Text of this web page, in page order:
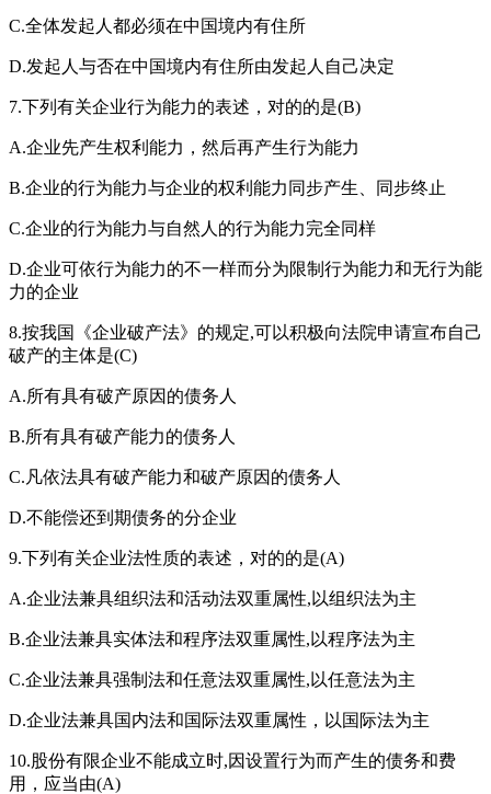
C.全体发起人都必须在中国境内有住所
D.发起人与否在中国境内有住所由发起人自己决定
7.下列有关企业行为能力的表述，对的的是(B)
A.企业先产生权利能力，然后再产生行为能力
B.企业的行为能力与企业的权利能力同步产生、同步终止
C.企业的行为能力与自然人的行为能力完全同样
D.企业可依行为能力的不一样而分为限制行为能力和无行为能
力的企业
8.按我国《企业破产法》的规定,可以积极向法院申请宣布自己
破产的主体是(C)
A.所有具有破产原因的债务人
B.所有具有破产能力的债务人
C.凡依法具有破产能力和破产原因的债务人
D.不能偿还到期债务的分企业
9.下列有关企业法性质的表述，对的的是(A)
A.企业法兼具组织法和活动法双重属性,以组织法为主
B.企业法兼具实体法和程序法双重属性,以程序法为主
C.企业法兼具强制法和任意法双重属性,以任意法为主
D.企业法兼具国内法和国际法双重属性，以国际法为主
10.股份有限企业不能成立时,因设置行为而产生的债务和费
用，应当由(A)